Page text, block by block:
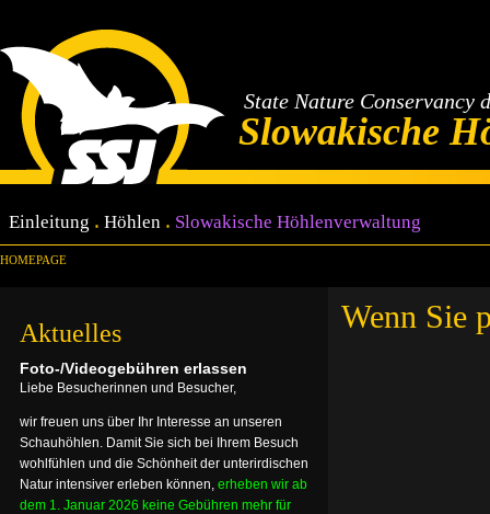
State Nature Conservancy
Slowakische
Einleitung Höhlen Slowakische Höhlenverwaltung
HOMEPAGE
Wenn Sie
Aktuelles
Foto-/Videogebühren erlassen
Liebe Besucherinnen und Besucher,
wir freuen uns über Ihr Interesse an unseren
Schauhöhlen. Damit Sie sich bei Ihrem Besuch
wohlfühlen und die Schönheit der unterirdischen
Natur intensiver erleben können, erheben wir ab
dem 1. Januar 2026 keine Gebühren mehr für